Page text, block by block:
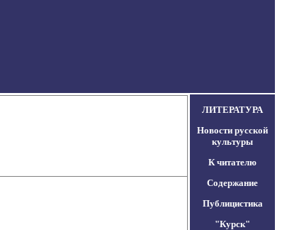
ЛИТЕРАТУРА
Новости русской
культуры
К читателю
Содержание
Публицистика
"Курск"